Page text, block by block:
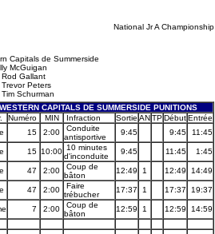
National Jr A Championship
Capitals de Summerside
McGuigan
Gallant
Peters
Schurman
WESTERN CAPITALS DE SUMMERSIDE PUNITIONS
Numéro MIN Infraction Sortie ANTPDébutEntrée
15 2:00
Conduite
antisportive
9:45 9:45 11:45
15 10:00 10 minutes
d'inconduite
9:45 11:45 1:45
47 2:00
Coup de
bâton
12:49 1 12:49 14:49
47 2:00
Faire
trébucher
17:37 1 17:37 19:37
7 2:00
Coup de
bâton
12:59 1 12:59 14:59